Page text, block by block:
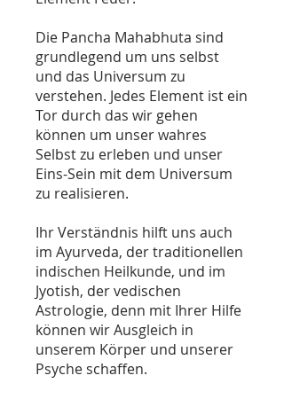
Die Pancha Mahabhuta sind
grundlegend um uns selbst
und das Universum zu
verstehen. Jedes Element ist ein
Tor durch das wir gehen
können um unser wahres
Selbst zu erleben und unser
Eins-Sein mit dem Universum
zu realisieren.
Ihr Verständnis hilft uns auch
im Ayurveda, der traditionellen
indischen Heilkunde, und im
Jyotish, der vedischen
Astrologie, denn mit Ihrer Hilfe
können wir Ausgleich in
unserem Körper und unserer
Psyche schaffen.